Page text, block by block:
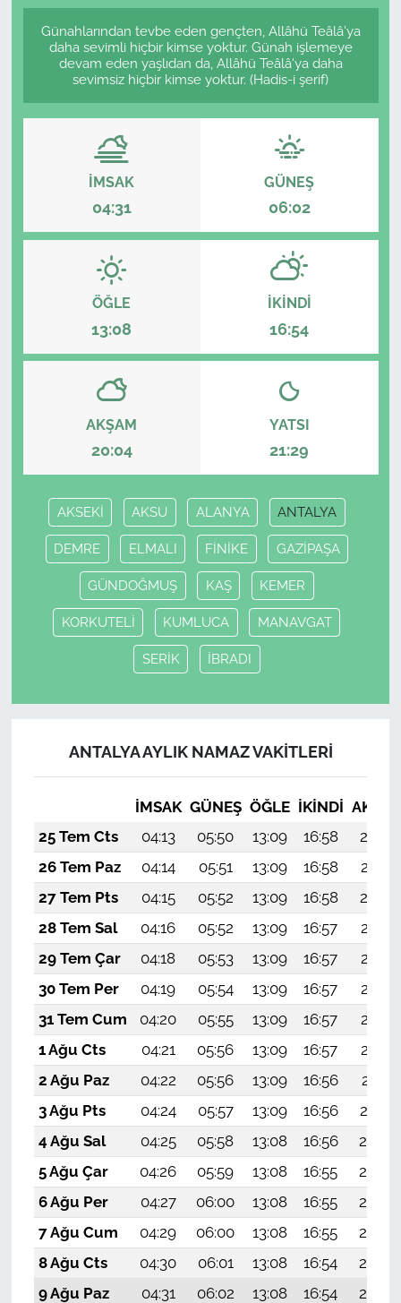
Günahlarından tevbe eden gençten, Allâhü Teâlâ'ya
daha sevimli hiçbir kimse yoktur. Günah işlemeye
devam eden yaşlıdan da, Allâhü Teâlâ'ya daha
sevimsiz hiçbir kimse yoktur. (Hadis-i şerif)
İMSAK
04:31
GÜNEŞ
06:02
ÖĞLE
13:08
İKINDI
16:54
AKŞAM
20:04
YATSI
21:29
AKSEKİ AKSU ALANYA ANTALYA
DEMRE ELMALI FİNİKE GAZİPAŞA
GÜNDOĞMUŞ KAŞ KEMER
KORKUTELİ KUMLUCA MANAVGAT
SERİK İBRADI
ANTALYA AYLIK NAMAZ VAKITLERI
İMSAK GÜNEŞ ÖĞLE İKINDI
25 Tem Cts
04:13 05:50 13:09 16:58
20:18
26 Tem Paz
04:14 05:51 13:09 16:58
20:17
27 Tem Pts
04:15 05:52 13:09 16:58
20:16
28 Tem Sal
04:16 05:52 13:09 16:57
20:15
29 Tem Çar
04:18 05:53 13:09 16:57
20:15
30 Tem Per
04:19 05:54 13:09 16:57
20:14
31 Tem Cum
04:20 05:55 13:09 16:57
20:13
1 Ağu Cts
04:21 05:56 13:09 16:57
20:12
2 Ağu Paz
04:22 05:56 13:09 16:56
20:11
3 Ağu Pts
04:24 05:57 13:09 16:56
20:10
4 Ağu Sal
04:25 05:58 13:08 16:56
20:09
5 Ağu Çar
04:26 05:59 13:08 16:55
20:08
6 Ağu Per
04:27 06:00 13:08 16:55
20:07
7 Ağu Cum
04:29 06:00 13:08 16:55
20:06
8 Ağu Cts
04:30 06:01 13:08 16:54
20:05
9 Ağu Paz
04:31 06:02 13:08 16:54
20:04